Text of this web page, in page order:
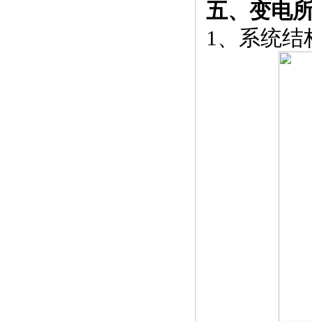
五、变电
1、系统结